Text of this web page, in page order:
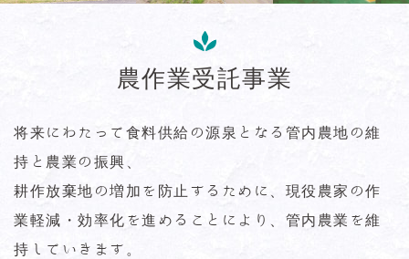
農作業受託事業
将来にわたって食料供給の源泉となる管内農地の維
持と農業の振興、
耕作放棄地の増加を防止するために、現役農家の作
業軽減・効率化を進めることにより、管内農業を維
持していきます。